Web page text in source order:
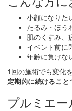
小顔になりた
たるみ・ほう
肌のくすみ、
イベント前に
年齢に負けな
1回の施術でも変化
定期的に続けるこ
プルミエ